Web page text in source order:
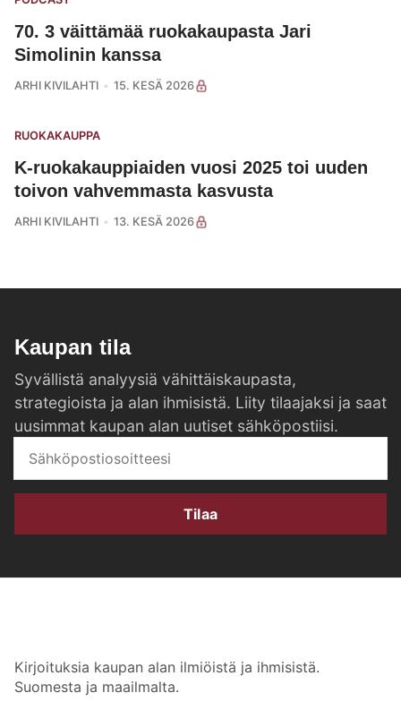
70. 3 väittämää ruokakaupasta Jari
Simolinin kanssa
ARHI KIVILAHTI 15. KESÄ 2026
RUOKAKAUPPA
K-ruokakauppiaiden vuosi 2025 toi uuden
toivon vahvemmasta kasvusta
ARHI KIVILAHTI 13. KESÄ 2026
Kaupan tila
Syvällistä analyysiä vähittäiskaupasta,
strategioista ja alan ihmisistä. Liity tilaajaksi ja saat
uusimmat kaupan alan uutiset sähköpostiisi.
Tilaa
Kirjoituksia kaupan alan ilmiöistä ja ihmisistä.
Suomesta ja maailmalta.